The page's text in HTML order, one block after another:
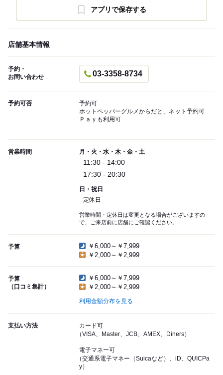
アプリで保存する
店舗基本情報
予約・
お問い合わせ
03-3358-8734
予約可否
予約可
ホットペッパーグルメからだと、ネット予約可
Ｐａｙも利用可
営業時間 月・火・水・木・金・土
11:30 - 14:00
17:30 - 20:30
日・祝日
定休日
営業時間・定休日は変更となる場合がございますの
で、ご来店前に店舗にご確認ください。
予算
￥6,000～￥7,999
￥2,000～￥2,999
予算
（口コミ集計）
￥6,000～￥7,999
￥2,000～￥2,999
利用金額分布を見る
支払い方法
カード可
（VISA、Master、JCB、AMEX、Diners）
電子マネー可
（交通系電子マネー（Suicaなど）、iD、QUICPa
y）